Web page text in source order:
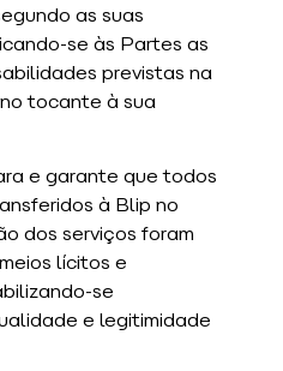
as suas
se às Partes as
previstas na
tocante à sua
e garante que todos
à Blip no
dos serviços foram
lícitos e
se
e legitimidade